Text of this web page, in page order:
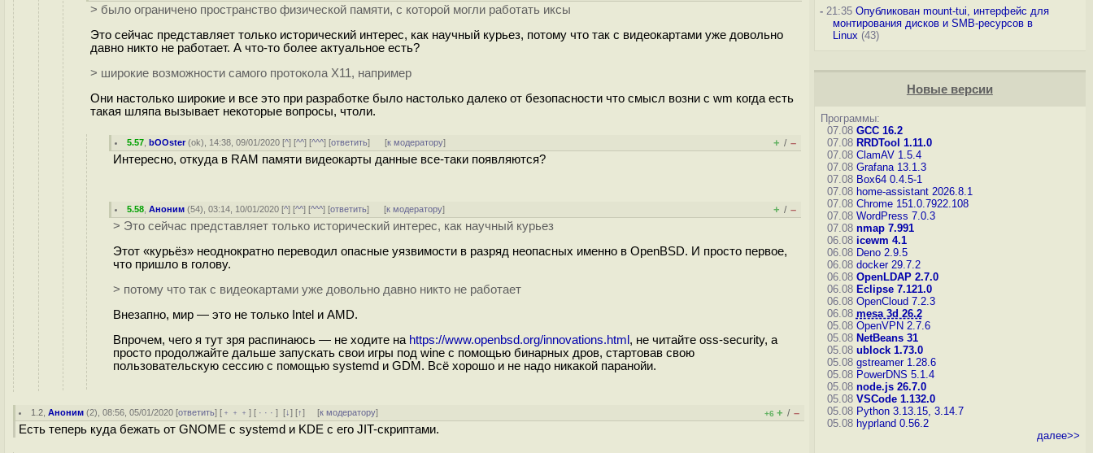
> было ограничено пространство физической памяти, с которой могли работать иксы
Это сейчас представляет только исторический интерес, как научный курьез, потому что так с видеокартами уже довольно
давно никто не работает. А что-то более актуальное есть?
> широкие возможности самого протокола X11, например
Они настолько широкие и все это при разработке было настолько далеко от безопасности что смысл возни с wm когда есть
такая шляпа вызывает некоторые вопросы, чтоли.
5.57 ,bOOster(ok), 14:38, 09/01/2020 [^] [^^] [^^^] [ответить] [к модератору] + / –
Интересно, откуда в RAM памяти видеокарты данные все-таки появляются?
5.58 ,Аноним (54), 03:14, 10/01/2020 [^] [^^] [^^^] [ответить] [к модератору] + / –
> Это сейчас представляет только исторический интерес, как научный курьез
Этот «курьёз» неоднократно переводил опасные уязвимости в разряд неопасных именно в OpenBSD. И просто первое,
что пришло в голову.
> потому что так с видеокартами уже довольно давно никто не работает
Внезапно, мир — это не только Intel и AMD.
Впрочем, чего я тут зря распинаюсь — не ходите на https://www.openbsd.org/innovations.html, не читайте oss-security, а
просто продолжайте дальше запускать свои игры под wine с помощью бинарных дров, стартовав свою
пользовательскую сессию с помощью systemd и GDM. Всё хорошо и не надо никакой паранойи.
1.2 ,Аноним (2), 08:56, 05/01/2020 [ответить] [ ﹢﹢﹢] [ · · ·][↓] [↑] [к модератору] +6 + / –
Есть теперь куда бежать от GNOME с systemd и KDE с его JIT-скриптами.
-21:35 Опубликован mount-tui, интерфейс для
монтирования дисков и SMB-ресурсов в
Linux (43)
Новые версии
Программы:
07.08 GCC 16.2
07.08 RRDTool 1.11.0
07.08 ClamAV 1.5.4
07.08 Grafana 13.1.3
07.08 Box64 0.4.5-1
07.08 home-assistant 2026.8.1
07.08 Chrome 151.0.7922.108
07.08 WordPress 7.0.3
07.08 nmap 7.991
06.08 icewm 4.1
06.08 Deno 2.9.5
06.08 docker 29.7.2
06.08 OpenLDAP 2.7.0
06.08 Eclipse 7.121.0
06.08 OpenCloud 7.2.3
06.08 mesa 3d 26.2
05.08 OpenVPN 2.7.6
05.08 NetBeans 31
05.08 ublock 1.73.0
05.08 gstreamer 1.28.6
05.08 PowerDNS 5.1.4
05.08 node.js 26.7.0
05.08 VSCode 1.132.0
05.08 Python 3.13.15, 3.14.7
05.08 hyprland 0.56.2
далее>>